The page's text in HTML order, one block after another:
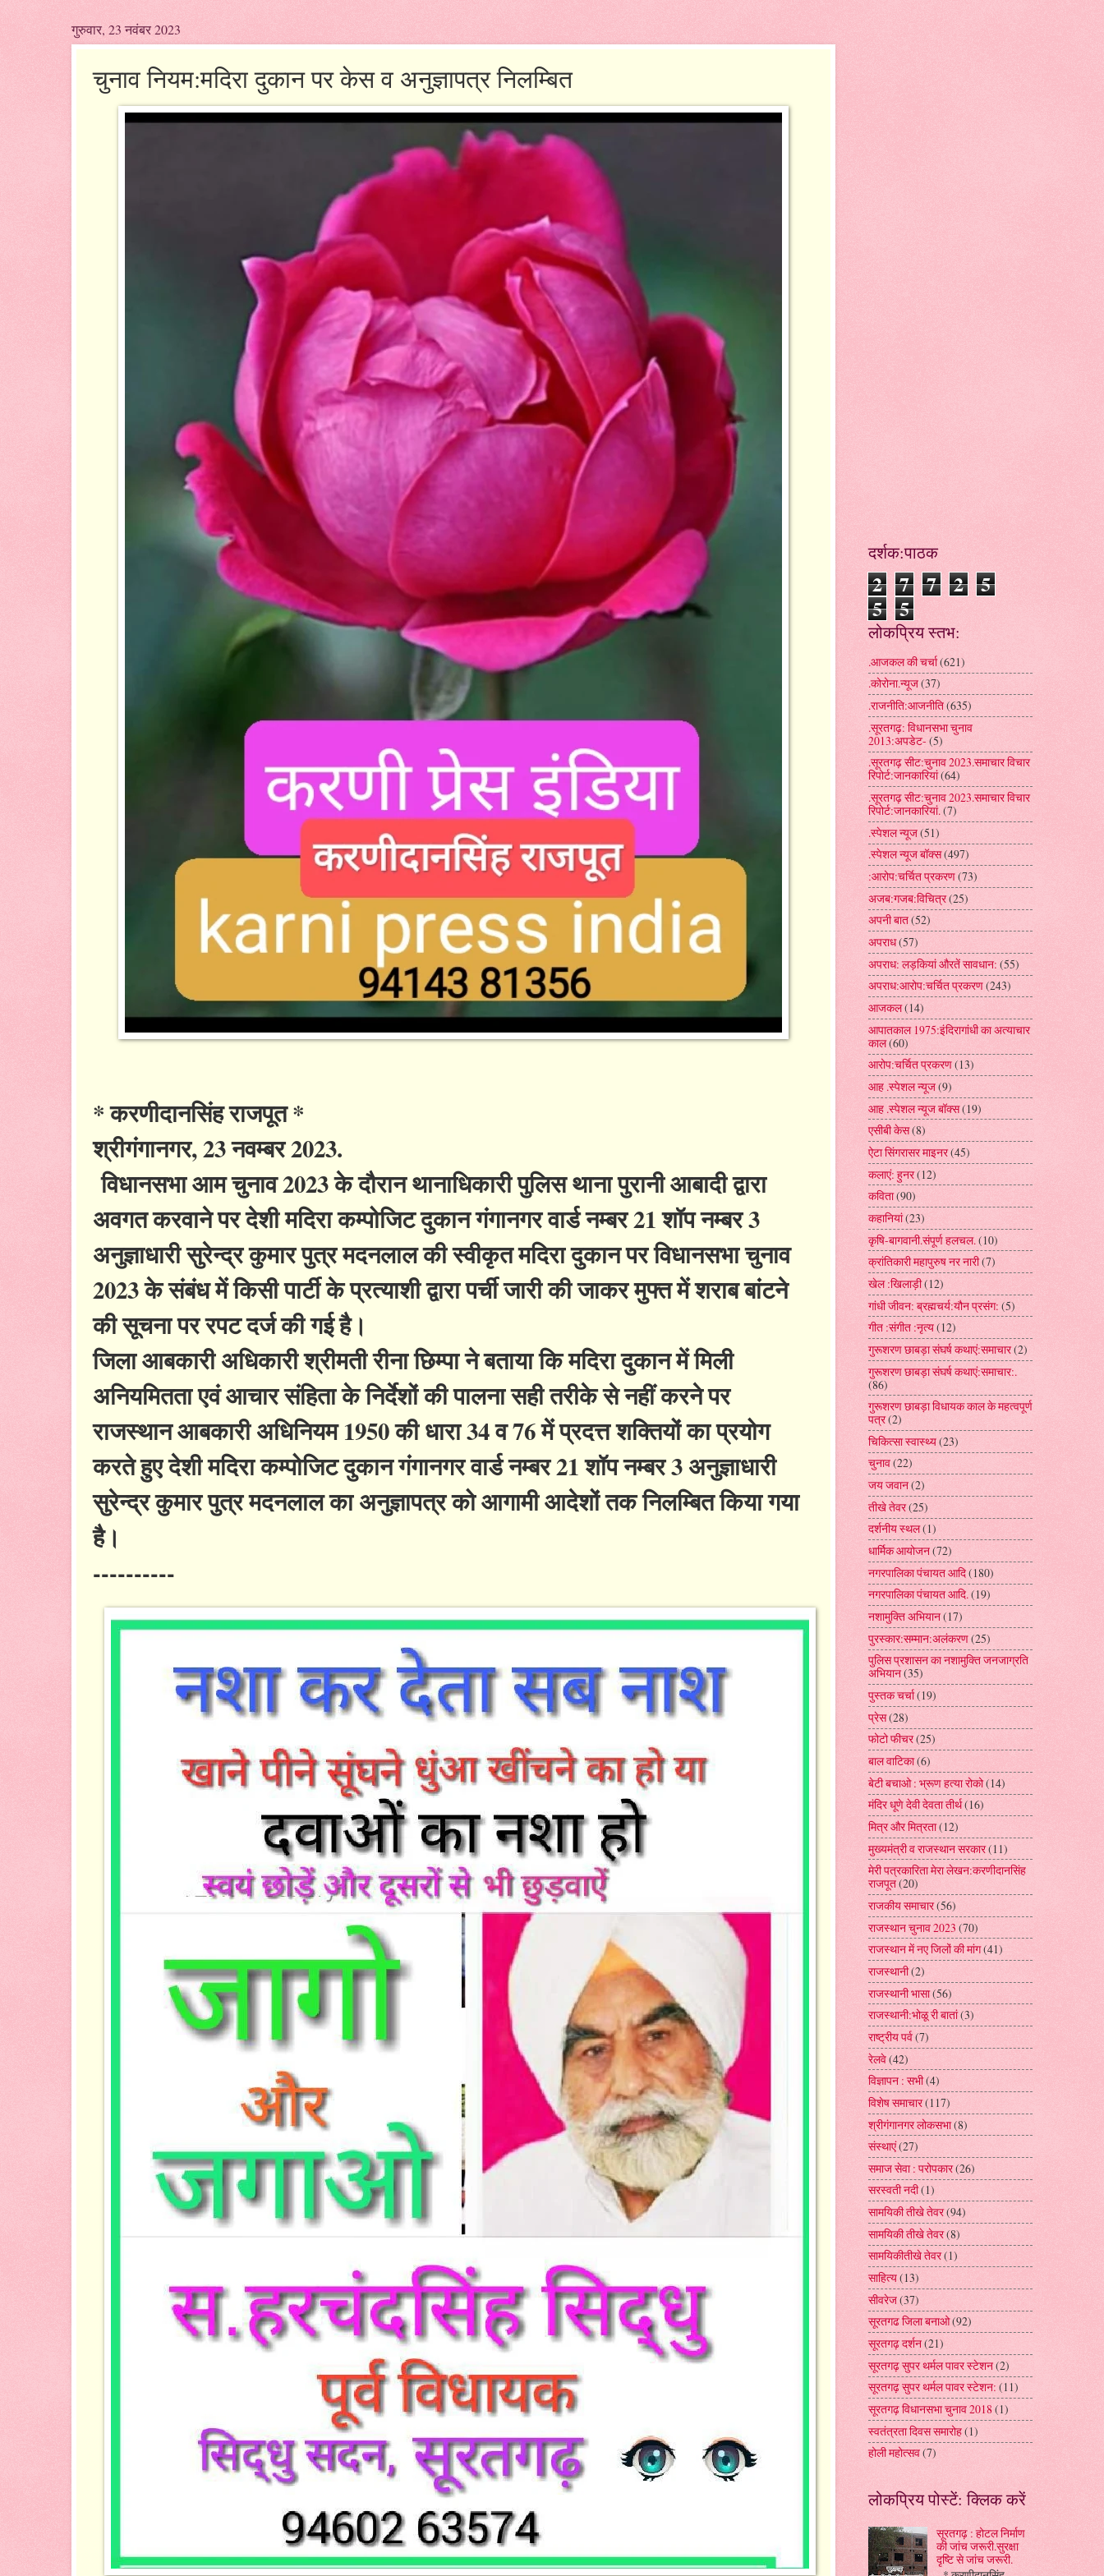
गुरुवार, 23 नवंबर 2023
चुनाव नियम:मदिरा दुकान पर केस व अनुज्ञापत्र निलम्बित
* करणीदानसिंह राजपूत *
श्रीगंगानगर, 23 नवम्बर 2023.
विधानसभा आम चुनाव 2023 के दौरान थानाधिकारी पुलिस थाना पुरानी आबादी द्वारा
अवगत करवाने पर देशी मदिरा कम्पोजिट दुकान गंगानगर वार्ड नम्बर 21 शॉप नम्बर 3
अनुज्ञाधारी सुरेन्द्र कुमार पुत्र मदनलाल की स्वीकृत मदिरा दुकान पर विधानसभा चुनाव
2023 के संबंध में किसी पार्टी के प्रत्याशी द्वारा पर्ची जारी की जाकर मुफ्त में शराब बांटने
की सूचना पर रपट दर्ज की गई है।
जिला आबकारी अधिकारी श्रीमती रीना छिम्पा ने बताया कि मदिरा दुकान में मिली
अनियमितता एवं आचार संहिता के निर्देशों की पालना सही तरीके से नहीं करने पर
राजस्थान आबकारी अधिनियम 1950 की धारा 34 व 76 में प्रदत्त शक्तियों का प्रयोग
करते हुए देशी मदिरा कम्पोजिट दुकान गंगानगर वार्ड नम्बर 21 शॉप नम्बर 3 अनुज्ञाधारी
सुरेन्द्र कुमार पुत्र मदनलाल का अनुज्ञापत्र को आगामी आदेशों तक निलम्बित किया गया
है।
----------
दर्शक:पाठक
2 7 7 2 5
5 5
लोकप्रिय स्तभ:
.आजकल की चर्चा(621)
.कोरोना.न्यूज(37)
.राजनीति:आजनीति(635)
.सूरतगढ़: विधानसभा चुनाव
2013:अपडेट- (5)
.सूरतगढ़ सीट:चुनाव 2023.समाचार विचार
रिपोर्ट:जानकारियां(64)
.सूरतगढ़ सीट:चुनाव 2023.समाचार विचार
रिपोर्ट:जानकारियां.(7)
.स्पेशल न्यूज(51)
.स्पेशल न्यूज बॉक्स(497)
:आरोप:चर्चित प्रकरण(73)
अजब:गजब:विचित्र(25)
अपनी बात(52)
अपराध(57)
अपराध: लड़कियां औरतें सावधान: (55)
अपराध:आरोप:चर्चित प्रकरण(243)
आजकल(14)
आपातकाल 1975:इंदिरागांधी का अत्याचार
काल(60)
आरोप:चर्चित प्रकरण(13)
आह .स्पेशल न्यूज(9)
आह .स्पेशल न्यूज बॉक्स(19)
एसीबी केस(8)
ऐटा सिंगरासर माइनर(45)
कलाएं: हुनर(12)
कविता(90)
कहानियां(23)
कृषि-बागवानी.संपूर्ण हलचल. (10)
क्रांतिकारी महापुरुष नर नारी(7)
खेल :खिलाड़ी(12)
गांधी जीवन: ब्रह्मचर्य:यौन प्रसंग: (5)
गीत :संगीत :नृत्य(12)
गुरूशरण छाबड़ा संघर्ष कथाएं:समाचार(2)
गुरूशरण छाबड़ा संघर्ष कथाएं:समाचार:.
(86)
गुरूशरण छाबड़ा विधायक काल के महत्वपूर्ण
पत्र(2)
चिकित्सा स्वास्थ्य(23)
चुनाव(22)
जय जवान(2)
तीखे तेवर(25)
दर्शनीय स्थल(1)
धार्मिक आयोजन(72)
नगरपालिका पंचायत आदि(180)
नगरपालिका पंचायत आदि.(19)
नशामुक्ति अभियान(17)
पुरस्कार:सम्मान:अलंकरण(25)
पुलिस प्रशासन का नशामुक्ति जनजाग्रति
अभियान(35)
पुस्तक चर्चा(19)
प्रेस(28)
फोटो फीचर(25)
बाल वाटिका(6)
बेटी बचाओ : भ्रूण हत्या रोको(14)
मंदिर धूणे देवी देवता तीर्थ(16)
मित्र और मित्रता(12)
मुख्यमंत्री व राजस्थान सरकार(11)
मेरी पत्रकारिता मेरा लेखन:करणीदानसिंह
राजपूत(20)
राजकीय समाचार(56)
राजस्थान चुनाव 2023 (70)
राजस्थान में नए जिलों की मांग(41)
राजस्थानी(2)
राजस्थानी भासा(56)
राजस्थानी:भोळू री बातां(3)
राष्ट्रीय पर्व(7)
रेलवे(42)
विज्ञापन : सभी(4)
विशेष समाचार(117)
श्रीगंगानगर लोकसभा(8)
संस्थाएं(27)
समाज सेवा : परोपकार(26)
सरस्वती नदी(1)
सामयिकी तीखे तेवर(94)
सामयिकी तीखे तेवर(8)
सामयिकीतीखे तेवर(1)
साहित्य(13)
सीवरेज(37)
सूरतगढ जिला बनाओ(92)
सूरतगढ़ दर्शन(21)
सूरतगढ़ सुपर थर्मल पावर स्टेशन(2)
सूरतगढ़ सुपर थर्मल पावर स्टेशन: (11)
सूरतगढ़ विधानसभा चुनाव 2018(1)
स्वतंत्रता दिवस समारोह(1)
होली महोत्सव(7)
लोकप्रिय पोस्टें: क्लिक करें
सूरतगढ़ : होटल निर्माण
की जांच जरूरी.सुरक्षा
दृष्टि से जांच जरूरी.